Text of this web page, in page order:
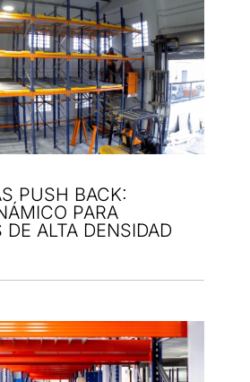
PUSH BACK:
PARA
ALTA DENSIDAD